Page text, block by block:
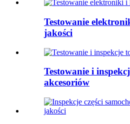
Testowanie
jakości
Testowanie i
akcesoriów